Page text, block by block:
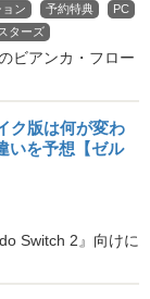
ン 予約特典
PC
ターズ
ビアンカ・フロー
ク版は何が変わ
いを予想【ゼル
Switch 2』向けに